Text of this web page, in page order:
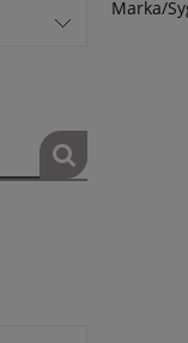
Marka/